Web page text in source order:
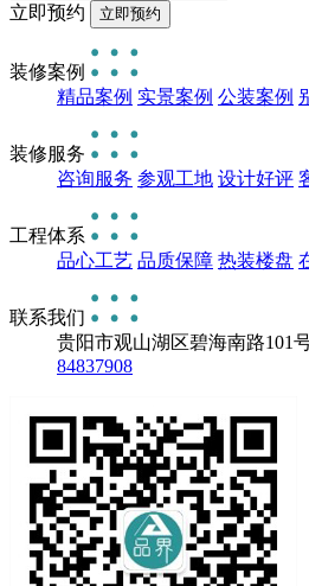
立即预约
装修案例
精品案例 实景案例 公装案例
装修服务
咨询服务 参观工地 设计好评
工程体系
品心工艺 品质保障 热装楼盘
联系我们
贵阳市观山湖区碧海南路101
84837908